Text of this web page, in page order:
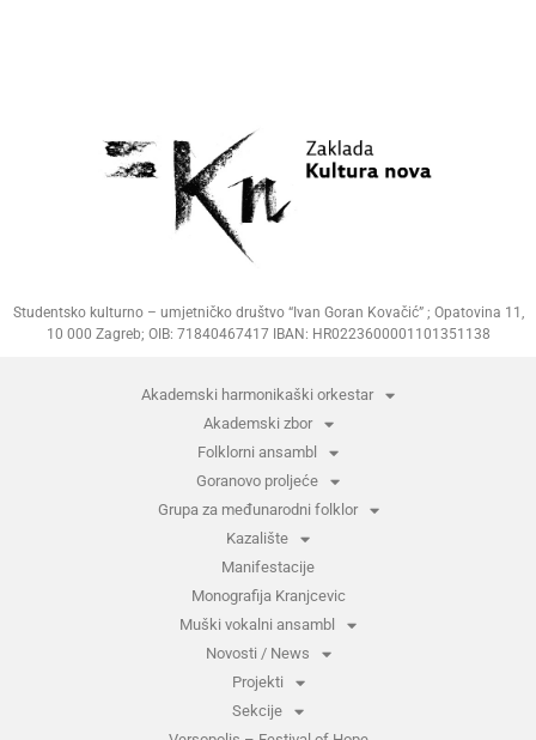
Studentsko kulturno – umjetničko društvo “Ivan Goran Kovačić” ; Opatovina 11,
10 000 Zagreb; OIB: 71840467417 IBAN: HR0223600001101351138
Akademski harmonikaški orkestar
Akademski zbor
Folklorni ansambl
Goranovo proljeće
Grupa za međunarodni folklor
Kazalište
Manifestacije
Monografija Kranjcevic
Muški vokalni ansambl
Novosti / News
Projekti
Sekcije